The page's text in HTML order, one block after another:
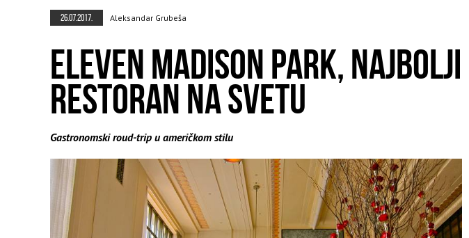
26.07.2017. Aleksandar Grubeša
ELEVEN MADISON PARK, NAJBOLJI
RESTORAN NA SVETU
Gastronomski roud-trip u američkom stilu